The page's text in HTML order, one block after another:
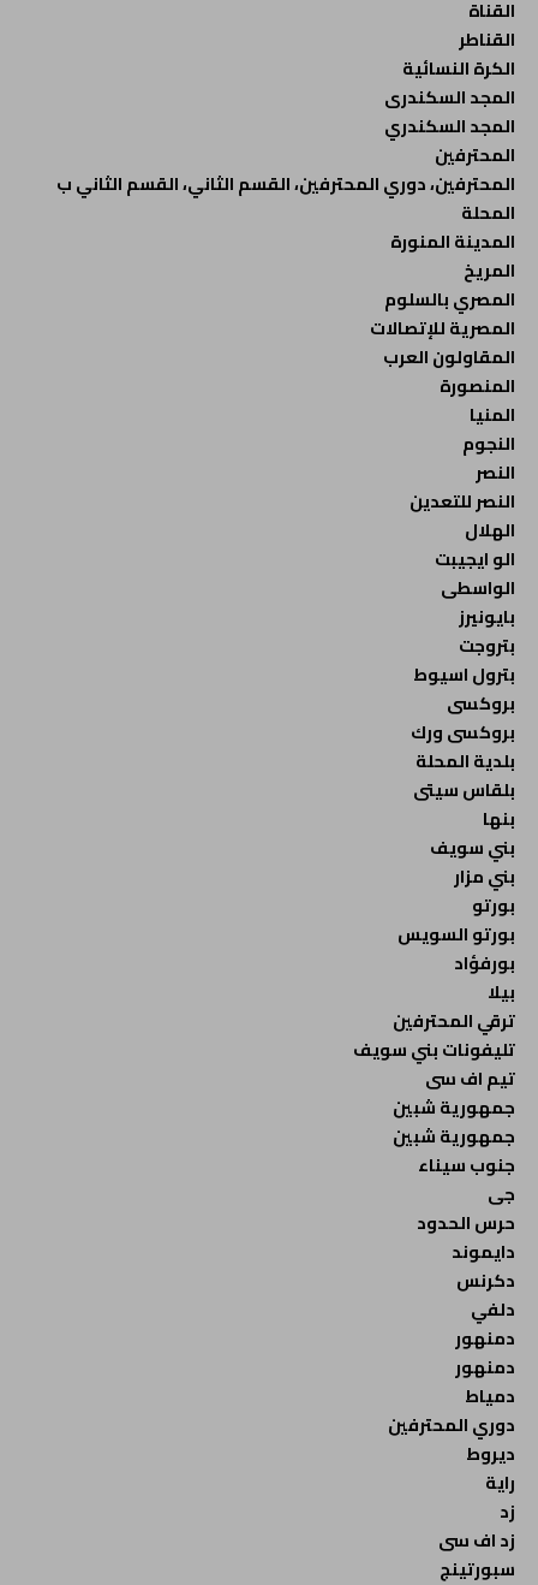
القناة
القناطر
الكرة النسائية
المجد السكندرى
المجد السكندري
المحترفين
المحترفين، دوري المحترفين، القسم الثاني، القسم الثاني ب
المحلة
المدينة المنورة
المريخ
المصري بالسلوم
المصرية للإتصالات
المقاولون العرب
المنصورة
المنيا
النجوم
النصر
النصر للتعدين
الهلال
الو ايجيبت
الواسطى
بايونيرز
بتروجت
بترول اسيوط
بروكسى
بروكسى ورك
بلدية المحلة
بلقاس سيتى
بنها
بني سويف
بني مزار
بورتو
بورتو السويس
بورفؤاد
بيلا
ترقي المحترفين
تليفونات بني سويف
تيم اف سى
جمهورية شبين
جمهورية شبين
جنوب سيناء
جى
حرس الحدود
دايموند
دكرنس
دلفي
دمنهور
دمنهور
دمياط
دوري المحترفين
ديروط
راية
زد
زد اف سى
سبورتينج